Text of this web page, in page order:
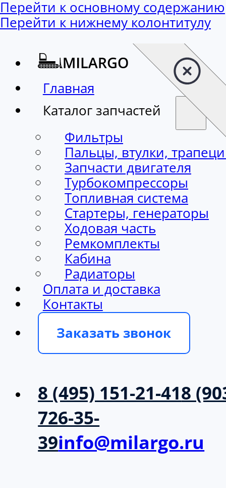
Перейти к основному содержанию
Перейти к нижнему колонтитулу
Главная
Каталог запчастей
Фильтры
Пальцы, втулки,
Запчасти двигателя
Турбокомпрессоры
Топливная система
Стартеры, генераторы
Ходовая часть
Ремкомплекты
Кабина
Радиаторы
Оплата и доставка
Контакты
Заказать звонок
8 (495) 151-21-418
726-35-
39info@milargo.ru